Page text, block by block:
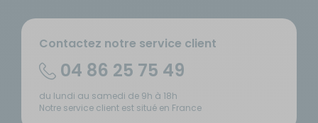
Contactez notre service client
04 86 25 75 49
du lundi au samedi de 9h à 18h
Notre service client est situé en France